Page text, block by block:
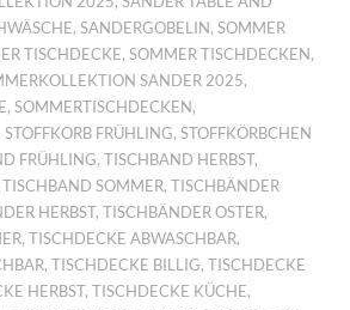
,SANDERGOBELIN ,SOMMER
TISCHDECKE,SOMMER TISCHDECKEN ,
SANDER 2025,
,SOMMERTISCHDECKEN ,
,STOFFKORB FRÜHLING,STOFFKÖRBCHEN
FRÜHLING,TISCHBAND HERBST,
TISCHBAND SOMMER,TISCHBÄNDER
HERBST,TISCHBÄNDER OSTER,
,TISCHDECKE ABWASCHBAR,
,TISCHDECKE BILLIG,TISCHDECKE
HERBST,TISCHDECKE KÜCHE,